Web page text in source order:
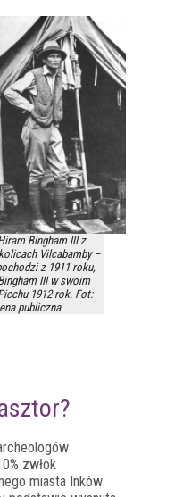
Bingham III z
Vilcabamby –
z 1911 roku,
III w swoim
1912 rok. Fot:
publiczna
zwłok
miasta Inków